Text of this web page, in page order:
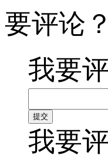
要评论
我要
我要